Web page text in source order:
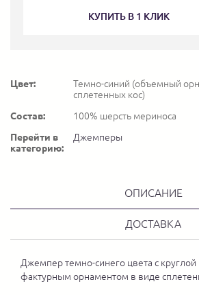
КУПИТЬ В 1 КЛИК
Цвет:
Темно-синий (объемный
сплетенных кос)
Состав:
100% шерсть мериноса
Перейти в
категорию:
Джемперы
ОПИСАНИЕ
ДОСТАВКА
Джемпер темно-синего цвета с
фактурным орнаментом в виде